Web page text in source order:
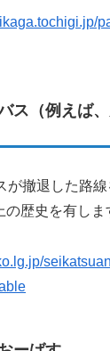
ス（例えば
が撤退した路
歴史を有しま